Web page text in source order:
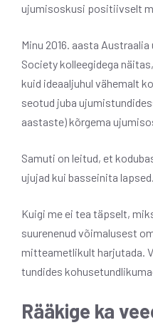
ujumisoskusi positiivselt
Minu 2016. aasta
Society kolleegidega
kuid ideaaljuhul vähemalt
seotud juba
aastaste) kõrgema
Samuti on leitud, et
ujujad kui basseinita lapsed.
Kuigi me ei tea täpselt,
suurenenud võimalusest
mitteametlikult harjutada.
tundides
Rääkige ka